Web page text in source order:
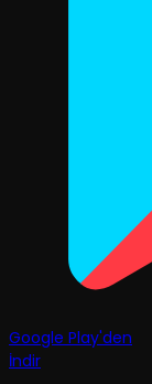
Google Play'den
İndir